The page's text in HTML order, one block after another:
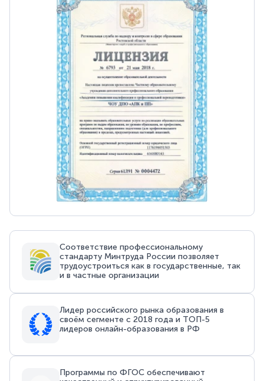
Соответствие профессиональному
стандарту Минтруда России позволяет
трудоустроиться как в государственные, так
и в частные организации
Лидер российского рынка образования в
своём сегменте с 2018 года и ТОП-5
лидеров онлайн-образования в РФ
Программы по ФГОС обеспечивают